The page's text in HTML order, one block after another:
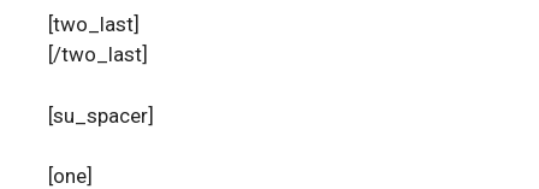
[two_last]
[/two_last]
[su_spacer]
[one]